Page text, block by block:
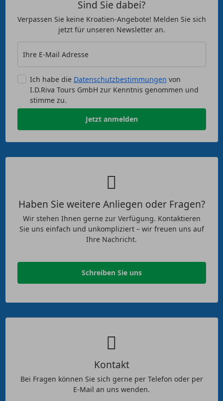
Sind Sie dabei?
Verpassen Sie keine Kroatien-Angebote! Melden Sie sich
jetzt für unseren Newsletter an.
Ihre E-Mail Adresse
Ich habe die Datenschutzbestimmungen von
I.D.Riva Tours GmbH zur Kenntnis genommen und
stimme zu.
Jetzt anmelden
Haben Sie weitere Anliegen oder Fragen?
Wir stehen Ihnen gerne zur Verfügung. Kontaktieren
Sie uns einfach und unkompliziert – wir freuen uns auf
Ihre Nachricht.
Schreiben Sie uns
Kontakt
Bei Fragen können Sie sich gerne per Telefon oder per
E-Mail an uns wenden.